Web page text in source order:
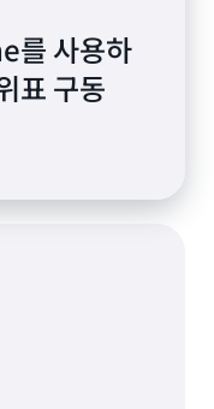
사용하
표 구동